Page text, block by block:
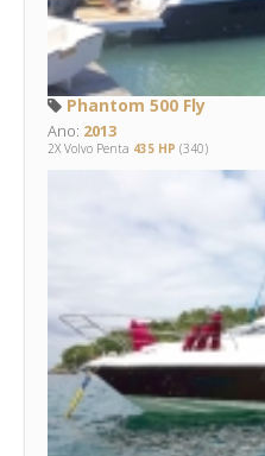
Phantom 500 Fly
Ano: 2013
2X Volvo Penta 435 HP (340)